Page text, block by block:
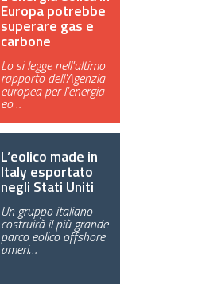
Europa potrebbe
superare gas e
carbone
Lo si legge nell'ultimo
rapporto dell'Agenzia
europea per l'energia
eo…
L’eolico made in
Italy esportato
negli Stati Uniti
Un gruppo italiano
costruirà il più grande
parco eolico offshore
ameri…